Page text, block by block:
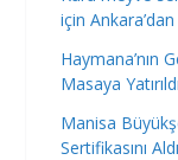
için
Haymana’nın
Masaya Yatırıldı
Manisa
Sertifikasını Aldı